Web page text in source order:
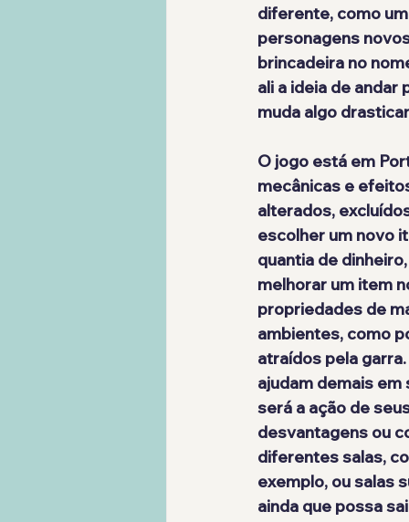
diferente, como
personagens
brincadeira no
ali a ideia de andar
muda algo
O jogo está em
mecânicas e
alterados,
escolher um novo
quantia de
melhorar um item
propriedades de
ambientes, como
atraídos pela
ajudam demais em
será a ação de
desvantagens ou
diferentes salas,
exemplo, ou salas
ainda que possa